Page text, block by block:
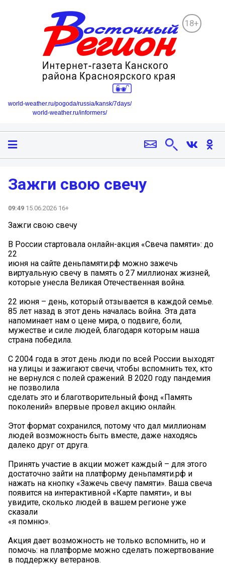
18+
world-weather.ru/pogoda/russia/kansk/7days/
world-weather.ru/informers/
Зажги свою свечу
09:49 15.06.2026 16+
Зажги свою свечу
В России стартовала онлайн-акция «Свеча памяти»: до
22
июня на сайте деньпамяти.рф можно зажечь
виртуальную свечу в память о 27 миллионах жизней,
которые унесла Великая Отечественная война.
22 июня – день, который отзывается в каждой семье.
85 лет назад в этот день началась война. Эта дата
напоминает нам о цене мира, о подвиге, боли,
мужестве и силе людей, благодаря которым наша
страна победила.
С 2004 года в этот день люди по всей России выходят
на улицы и зажигают свечи, чтобы вспомнить тех, кто
не вернулся с полей сражений. В 2020 году пандемия
не позволила
сделать это и благотворительный фонд «Память
поколений» впервые провел акцию онлайн.
Этот формат сохранился, потому что дал миллионам
людей возможность быть вместе, даже находясь
далеко друг от друга.
Принять участие в акции может каждый – для этого
достаточно зайти на платформу деньпамяти.рф и
нажать на кнопку «Зажечь свечу памяти». Ваша свеча
появится на интерактивной «Карте памяти», и вы
увидите, сколько людей в вашем регионе уже
сказали
«я помню».
Акция дает возможность не только вспомнить, но и
помочь: на платформе можно сделать пожертвование
в поддержку ветеранов.